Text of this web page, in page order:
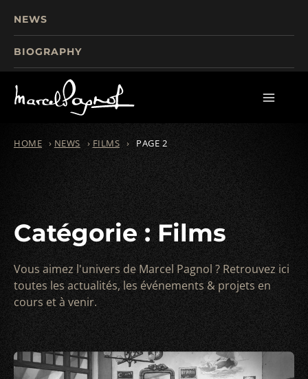
NEWS
BIOGRAPHY
WRITINGS
HOME › NEWS › FILMS › PAGE 2
Catégorie : Films
Vous aimez l'univers de Marcel Pagnol ? Retrouvez ici
toutes les actualités, les événements & projets en
cours et à venir.